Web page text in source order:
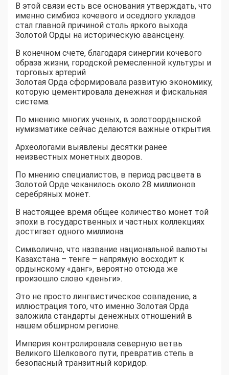
В этой связи есть все основания утверждать, что
именно симбиоз кочевого и оседлого укладов
стал главной причиной столь яркого выхода
Золотой Орды на историческую авансцену.
В конечном счете, благодаря синергии кочевого
образа жизни, городской ремесленной культуры и
торговых артерий
Золотая Орда сформировала развитую экономику,
которую цементировала денежная и фискальная
система.
По мнению многих ученых, в золотоордынской
нумизматике сейчас делаются важные открытия.
Археологами выявлены десятки ранее
неизвестных монетных дворов.
По мнению специалистов, в период расцвета в
Золотой Орде чеканилось около 28 миллионов
серебряных монет.
В настоящее время общее количество монет той
эпохи в государственных и частных коллекциях
достигает одного миллиона.
Символично, что название национальной валюты
Казахстана – тенге – напрямую восходит к
ордынскому «данг», вероятно отсюда же
произошло слово «деньги».
Это не просто лингвистическое совпадение, а
иллюстрация того, что именно Золотая Орда
заложила стандарты денежных отношений в
нашем обширном регионе.
Империя контролировала северную ветвь
Великого Шелкового пути, превратив степь в
безопасный транзитный коридор.